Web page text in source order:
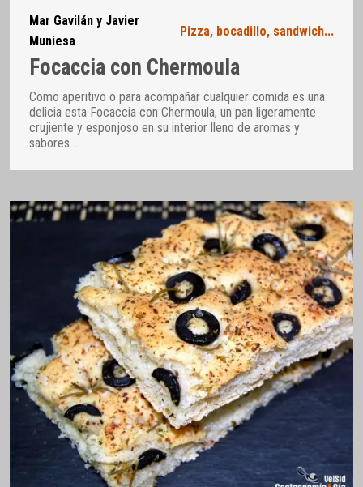
Mar Gavilán y Javier
Muniesa
Pizza, bocadillo, sandwich...
Focaccia con Chermoula
Como aperitivo o para acompañar cualquier comida es una
delicia esta Focaccia con Chermoula, un pan ligeramente
crujiente y esponjoso en su interior lleno de aromas y
sabores …